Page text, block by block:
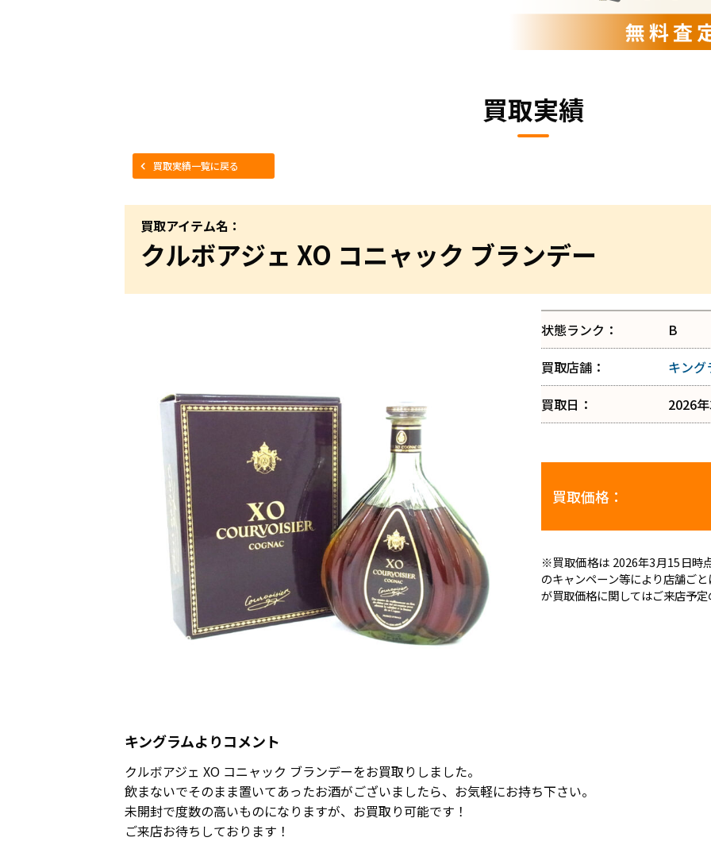
買取実績
買取実績一覧に戻る
買取アイテム名：
クルボアジェ XO コニャック ブランデー
状態ランク：
B
買取店舗：
キング
買取日：
2026
買取価格：
※買取価格は 2026年3月15日時
のキャンペーン等により店舗ご
が買取価格に関してはご来店予
キングラムよりコメント
クルボアジェ XO コニャック ブランデーをお買取りしました。
飲まないでそのまま置いてあったお酒がございましたら、お気軽にお持ち下さい。
未開封で度数の高いものになりますが、お買取り可能です！
ご来店お待ちしております！